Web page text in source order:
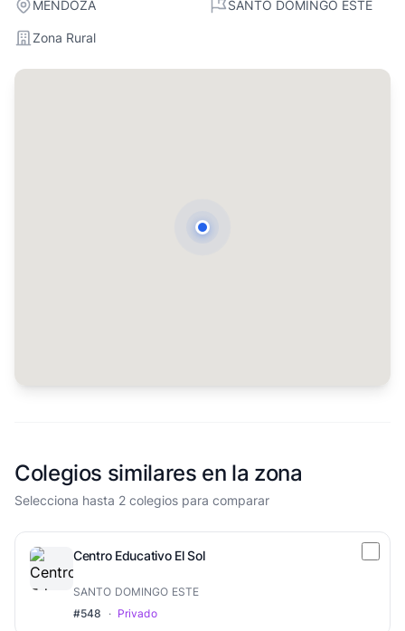
MENDOZA SANTO DOMINGO ESTE
Zona Rural
Colegios similares en la zona
Selecciona hasta 2 colegios para comparar
Centro Educativo El Sol
SANTO DOMINGO ESTE
#548
· Privado